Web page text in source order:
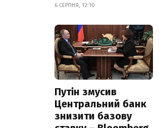
6 СЕРПНЯ, 12:10
Путін змусив
Центральний банк
знизити базову